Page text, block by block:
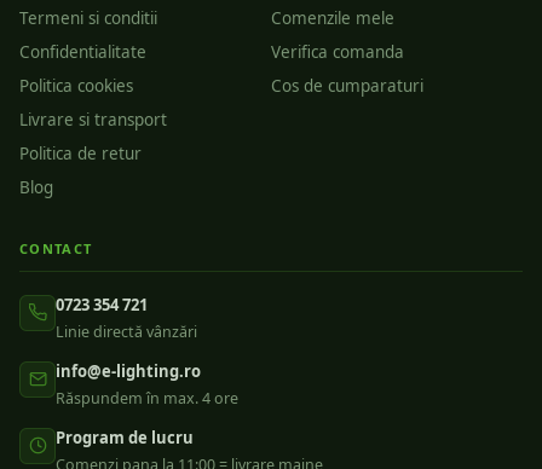
Termeni si conditii
Confidentialitate
Politica cookies
Livrare si transport
Politica de retur
Blog
Comenzile mele
Verifica comanda
Cos de cumparaturi
CONTACT
0723 354 721
Linie directă vânzări
info@e-lighting.ro
Răspundem în max. 4 ore
Program de lucru
Comenzi pana la 11:00 = livrare maine